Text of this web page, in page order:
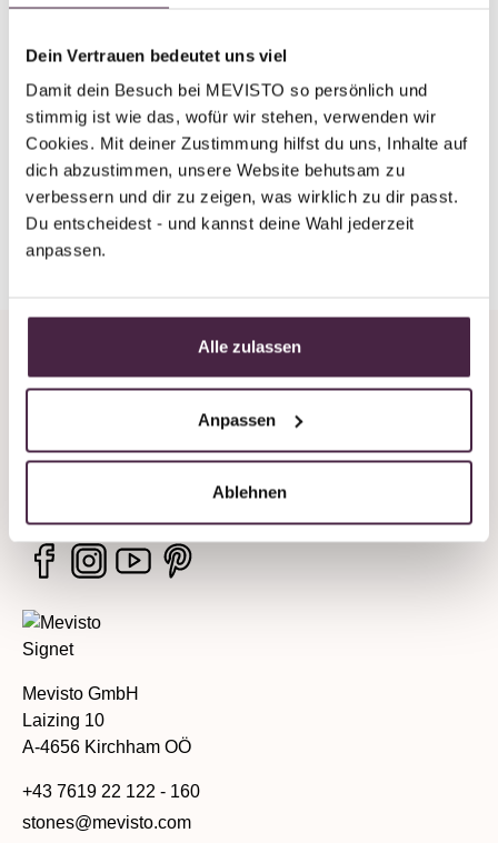
Dein Vertrauen bedeutet uns viel
Damit dein Besuch bei MEVISTO so persönlich und
stimmig ist wie das, wofür wir stehen, verwenden wir
Cookies. Mit deiner Zustimmung hilfst du uns, Inhalte auf
dich abzustimmen, unsere Website behutsam zu
verbessern und dir zu zeigen, was wirklich zu dir passt.
Du entscheidest - und kannst deine Wahl jederzeit
anpassen.
Alle zulassen
Anpassen
Ablehnen
Deutschland
E-Mail senden
Zurück zur Übersicht
Unternehmen
Rechtliche Hinweise
Mevisto GmbH
Laizing 10
A-4656 Kirchham OÖ
+43 7619 22 122 - 160
stones@mevisto.com